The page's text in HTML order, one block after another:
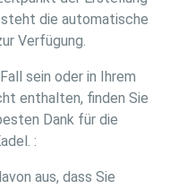
steht die automatische
Verfügung.
sein oder in Ihrem
enthalten, finden Sie
Dank für die
:
aus, dass Sie